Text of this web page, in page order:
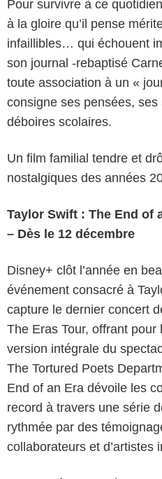
Pour survivre à ce
à la gloire qu’il pense
infaillibles… qui échouent
son journal -rebaptisé
toute association à un «
consigne ses pensées,
déboires scolaires.
Un film familial tendre et
nostalgiques des années
Taylor Swift : The End of
– Dès le 12 décembre
Disney+ clôt l’année en
événement consacré à
capture le dernier concert
The Eras Tour, offrant
version intégrale du
The Tortured Poets
End of an Era dévoile les
record à travers une série
rythmée par des
collaborateurs et d’artistes